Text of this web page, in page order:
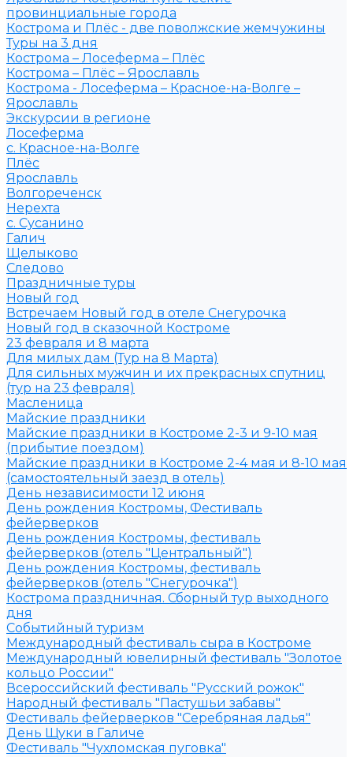
провинциальные города
Кострома и Плёс - две поволжские жемчужины
Туры на 3 дня
Кострома – Лосеферма – Плёс
Кострома – Плёс – Ярославль
Кострома - Лосеферма – Красное-на-Волге –
Ярославль
Экскурсии в регионе
Лосеферма
с. Красное-на-Волге
Плёс
Ярославль
Волгореченск
Нерехта
с. Сусанино
Галич
Щелыково
Следово
Праздничные туры
Новый год
Встречаем Новый год в отеле Снегурочка
Новый год в сказочной Костроме
23 февраля и 8 марта
Для милых дам (Тур на 8 Марта)
Для сильных мужчин и их прекрасных спутниц
(тур на 23 февраля)
Масленица
Майские праздники
Майские праздники в Костроме 2-3 и 9-10 мая
(прибытие поездом)
Майские праздники в Костроме 2-4 мая и 8-10 мая
(самостоятельный заезд в отель)
День независимости 12 июня
День рождения Костромы, Фестиваль
фейерверков
День рождения Костромы, фестиваль
фейерверков (отель "Центральный")
День рождения Костромы, фестиваль
фейерверков (отель "Снегурочка")
Кострома праздничная. Сборный тур выходного
дня
Событийный туризм
Международный фестиваль сыра в Костроме
Международный ювелирный фестиваль "Золотое
кольцо России"
Всероссийский фестиваль "Русский рожок"
Народный фестиваль "Пастушьи забавы"
Фестиваль фейерверков "Серебряная ладья"
День Щуки в Галиче
Фестиваль "Чухломская пуговка"